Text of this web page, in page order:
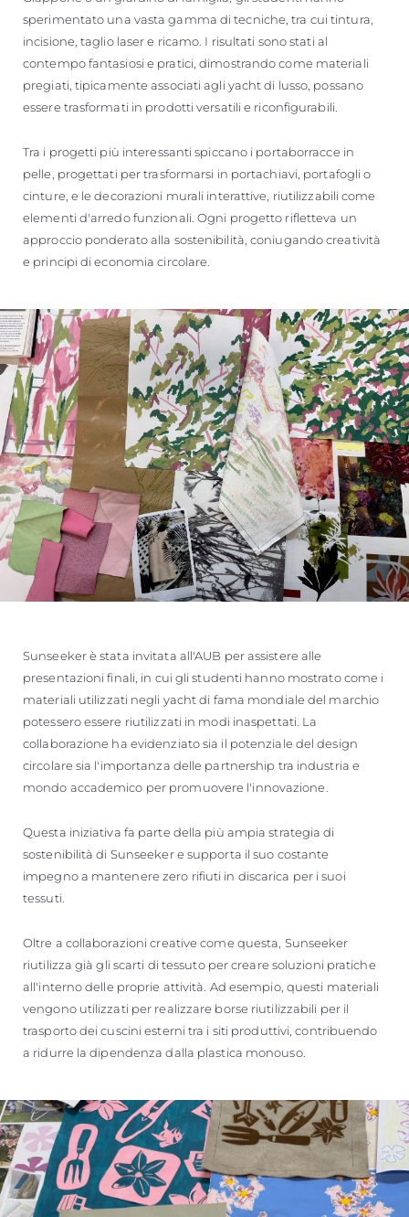
sperimentato una vasta gamma di tecniche, tra cui tintura,
incisione, taglio laser e ricamo. I risultati sono stati al
contempo fantasiosi e pratici, dimostrando come materiali
pregiati, tipicamente associati agli yacht di lusso, possano
essere trasformati in prodotti versatili e riconfigurabili.
Tra i progetti più interessanti spiccano i portaborracce in
pelle, progettati per trasformarsi in portachiavi, portafogli o
cinture, e le decorazioni murali interattive, riutilizzabili come
elementi d'arredo funzionali. Ogni progetto rifletteva un
approccio ponderato alla sostenibilità, coniugando creatività
e principi di economia circolare.
Sunseeker è stata invitata all'AUB per assistere alle
presentazioni finali, in cui gli studenti hanno mostrato come i
materiali utilizzati negli yacht di fama mondiale del marchio
potessero essere riutilizzati in modi inaspettati. La
collaborazione ha evidenziato sia il potenziale del design
circolare sia l'importanza delle partnership tra industria e
mondo accademico per promuovere l'innovazione.
Questa iniziativa fa parte della più ampia strategia di
sostenibilità di Sunseeker e supporta il suo costante
impegno a mantenere zero rifiuti in discarica per i suoi
tessuti.
Oltre a collaborazioni creative come questa, Sunseeker
riutilizza già gli scarti di tessuto per creare soluzioni pratiche
all'interno delle proprie attività. Ad esempio, questi materiali
vengono utilizzati per realizzare borse riutilizzabili per il
trasporto dei cuscini esterni tra i siti produttivi, contribuendo
a ridurre la dipendenza dalla plastica monouso.